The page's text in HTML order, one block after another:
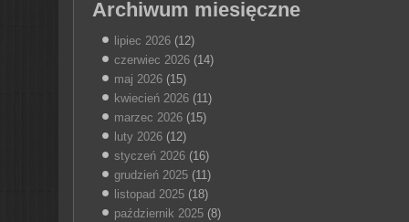
Archiwum miesięczne
lipiec 2026(12)
czerwiec 2026(14)
maj 2026(15)
kwiecień 2026(11)
marzec 2026(15)
luty 2026(12)
styczeń 2026(16)
grudzień 2025(11)
listopad 2025(18)
październik 2025(8)